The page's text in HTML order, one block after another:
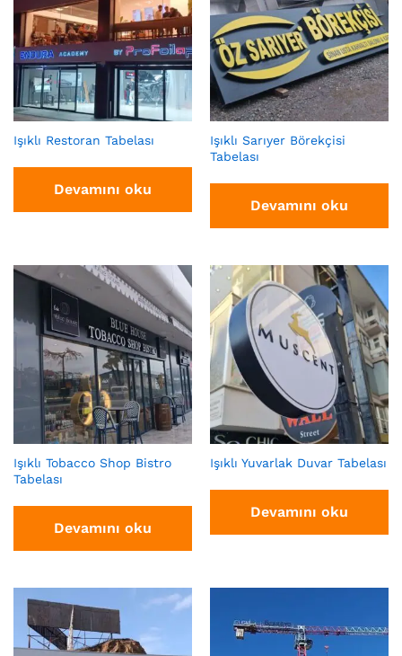
Işıklı Restoran Tabelası
Devamını oku
Işıklı Sarıyer Börekçisi
Tabelası
Devamını oku
Işıklı Tobacco Shop Bistro
Tabelası
Devamını oku
Işıklı Yuvarlak Duvar Tabelası
Devamını oku